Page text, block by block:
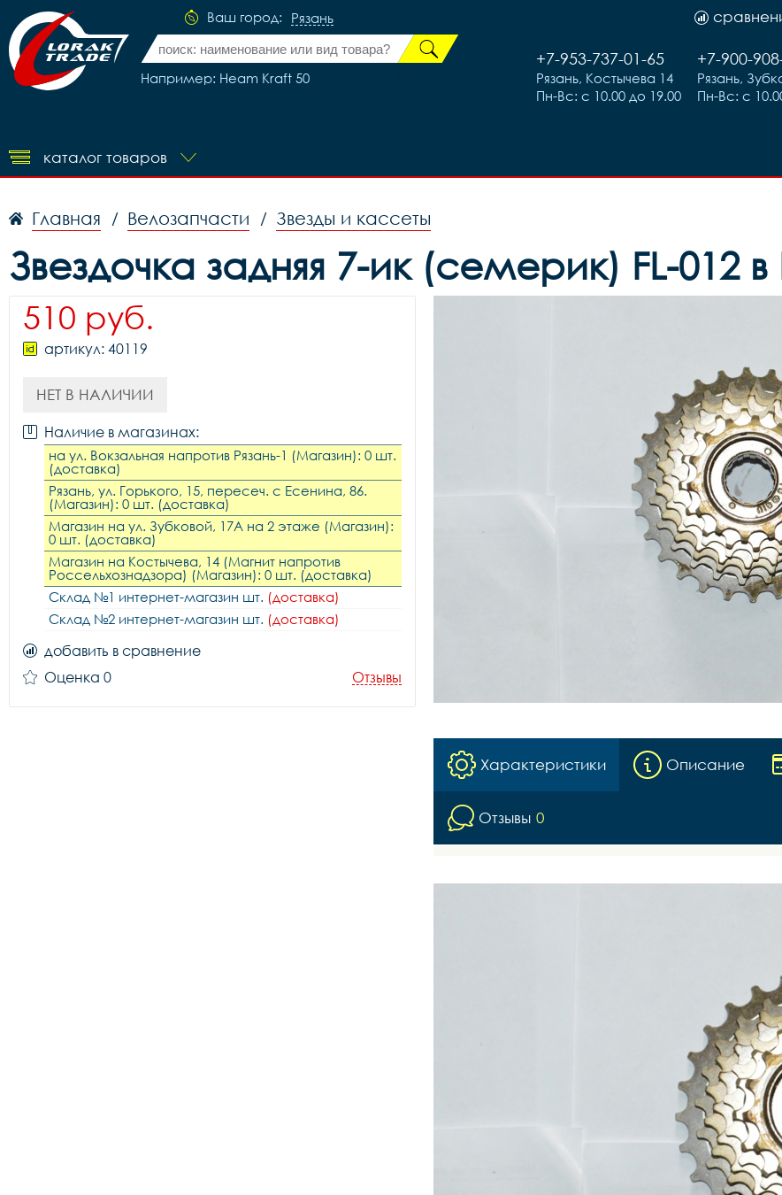
Ваш город: Рязань
Например: Heam Kraft 50
+7-900-
Рязань,
Пн-Вс: с
+7-953-737-01-65
Рязань, Костычева 14
Пн-Вс: с 10.00 до 19.00
каталог товаров
Главная / Велозапчасти / Звезды и кассеты
Звездочка задняя 7-ик (семерик) FL-012 в
510 руб.
артикул: 40119
НЕТ В НАЛИЧИИ
Наличие в магазинах:
на ул. Вокзальная напротив Рязань-1 (Магазин): 0 шт.
(доставка)
Рязань, ул. Горького, 15, пересеч. с Есенина, 86.
(Магазин): 0 шт. (доставка)
Магазин на ул. Зубковой, 17А на 2 этаже (Магазин):
0 шт. (доставка)
Магазин на Костычева, 14 (Магнит напротив
Россельхознадзора) (Магазин): 0 шт. (доставка)
Склад №1 интернет-магазин шт. (доставка)
Склад №2 интернет-магазин шт. (доставка)
добавить в сравнение
Оценка 0
Отзывы
Характеристики Описание
Отзывы 0